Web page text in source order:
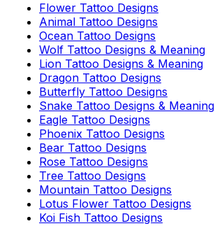
Flower Tattoo Designs
Animal Tattoo Designs
Ocean Tattoo Designs
Wolf Tattoo Designs & Meaning
Lion Tattoo Designs & Meaning
Dragon Tattoo Designs
Butterfly Tattoo Designs
Snake Tattoo Designs & Meaning
Eagle Tattoo Designs
Phoenix Tattoo Designs
Bear Tattoo Designs
Rose Tattoo Designs
Tree Tattoo Designs
Mountain Tattoo Designs
Lotus Flower Tattoo Designs
Koi Fish Tattoo Designs